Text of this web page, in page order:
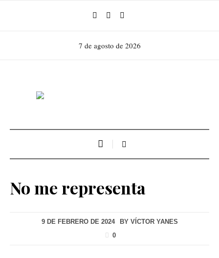
7 de agosto de 2026
No me representa
9 DE FEBRERO DE 2024 BY VÍCTOR YANES
0